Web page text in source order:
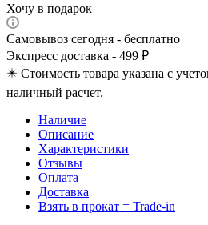
Хочу в подарок
Самовывоз сегодня - бесплатно
Экспресс доставка - 499 ₽
✴️ Стоимость товара указана с
наличный расчет.
Наличие
Описание
Характеристики
Отзывы
Оплата
Доставка
Взять в прокат = Trade-in